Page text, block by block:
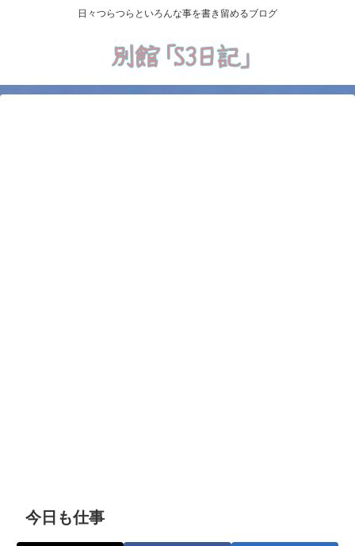
日々つらつらといろんな事を書き留めるブログ
今日も仕事